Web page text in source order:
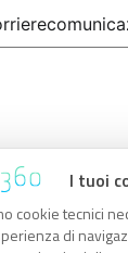
I tuoi
cookie tecnici
di
copiare il link